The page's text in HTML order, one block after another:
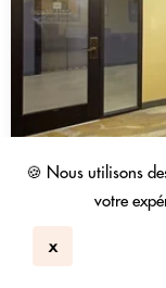
🍪 Nous utilisons
votre
x